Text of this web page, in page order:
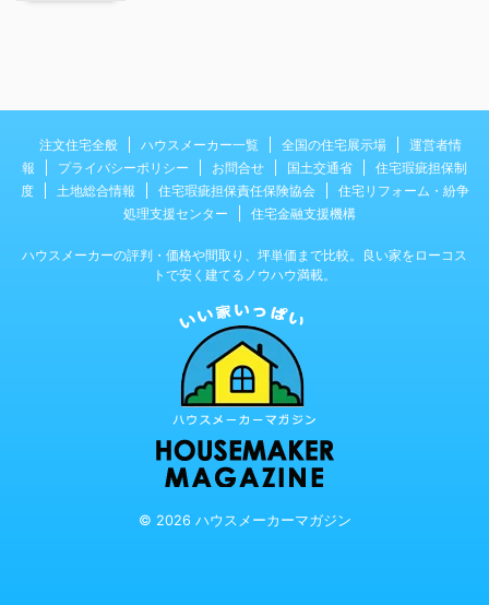
注文住宅全般 ハウスメーカー一覧 全国の住宅展示場
運営者情
報
プライバシーポリシー お問合せ 国土交通省
住宅瑕疵担保制
度
土地総合情報 住宅瑕疵担保責任保険協会
住宅リフォーム・紛争
処理支援センター
住宅金融支援機構
ハウスメーカーの評判・価格や間取り、坪単価まで比較。良い家をローコス
トで安く建てるノウハウ満載。
© 2026 ハウスメーカーマガジン